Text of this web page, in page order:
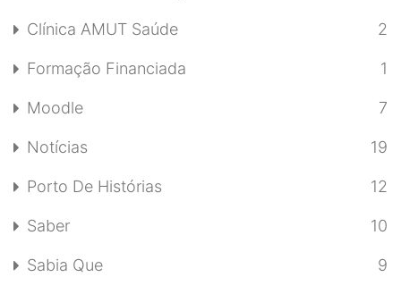
Clínica AMUT Saúde 2
Formação Financiada 1
Moodle 7
Notícias 19
Porto De Histórias 12
Saber 10
Sabia Que 9